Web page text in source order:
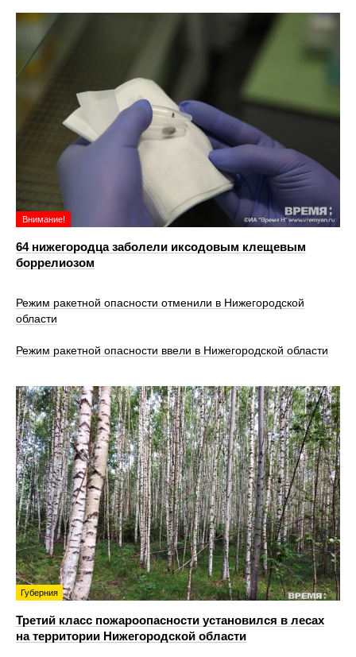
Внимание!
64 нижегородца заболели иксодовым клещевым
боррелиозом
Режим ракетной опасности отменили в Нижегородской
области
Режим ракетной опасности ввели в Нижегородской области
Губерния
Третий класс пожароопасности установился в лесах
на территории Нижегородской области